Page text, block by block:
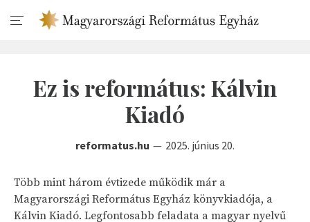
Ez is református: Kálvin
Kiadó
reformatus.hu 2025. június 20.
Több mint három évtizede működik már a
Magyarországi Református Egyház könyvkiadója, a
Kálvin Kiadó. Legfontosabb feladata a magyar nyelvű